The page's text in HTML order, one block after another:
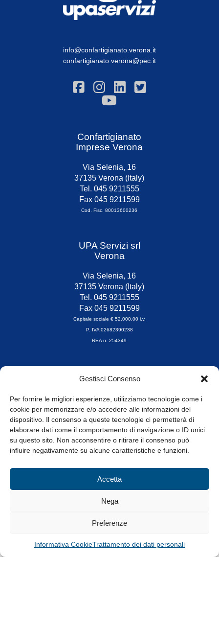
Gestisci Consenso
Per fornire le migliori esperienze, utilizziamo tecnologie come i
cookie per memorizzare e/o accedere alle informazioni del
dispositivo. Il consenso a queste tecnologie ci permetterà di
elaborare dati come il comportamento di navigazione o ID unici
su questo sito. Non acconsentire o ritirare il consenso può
influire negativamente su alcune caratteristiche e funzioni.
Accetta
Nega
Preferenze
Informativa CookieTrattamento dei dati personali
info@confartigianato.verona.it
confartigianato.verona@pec.it
Confartigianato
Imprese Verona
Via Selenia, 16
37135 Verona (Italy)
Tel. 045 9211555
Fax 045 9211599
Cod. Fisc. 80013600236
UPA Servizi srl
Verona
Via Selenia, 16
37135 Verona (Italy)
Tel. 045 9211555
Fax 045 9211599
Capitale sociale € 52.000,00 i.v.
P. IVA 02682390238
REA n. 254349
Orari di apertura
8.30-13.00 / 14.00-17.30
Whistleblowing
© Tutti i diritti riservati
Privacy Policy e Cookie|Informativa Cookie